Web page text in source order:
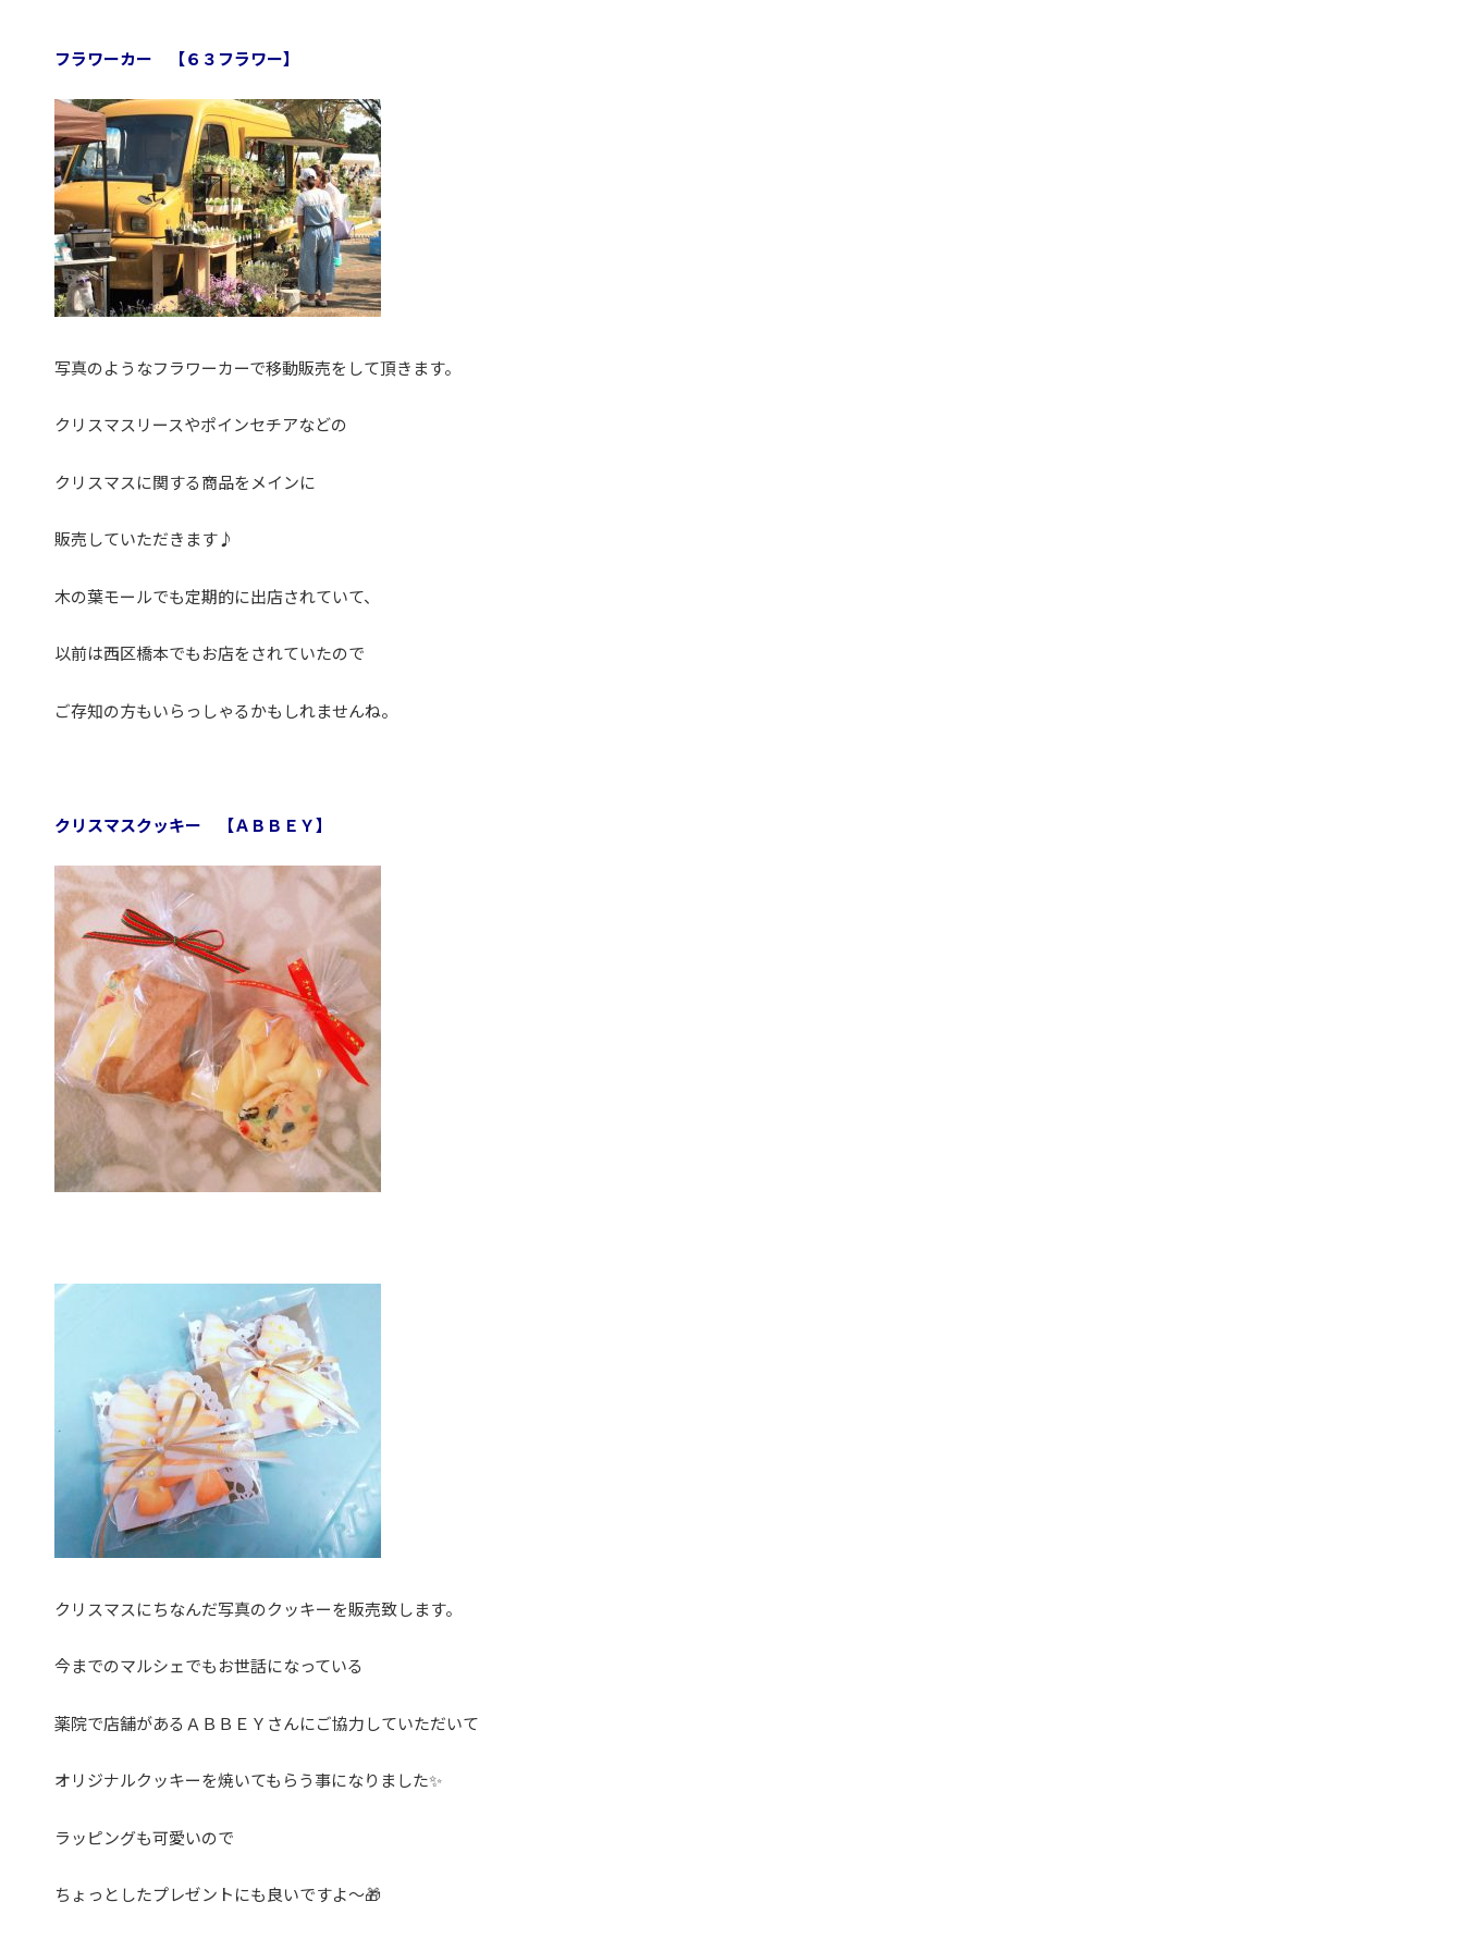
フラワーカー 【６３フラワー】
写真のようなフラワーカーで移動販売をして頂きます。
クリスマスリースやポインセチアなどの
クリスマスに関する商品をメインに
販売していただきます♪
木の葉モールでも定期的に出店されていて、
以前は西区橋本でもお店をされていたので
ご存知の方もいらっしゃるかもしれませんね。
クリスマスクッキー 【ＡＢＢＥＹ】
クリスマスにちなんだ写真のクッキーを販売致します。
今までのマルシェでもお世話になっている
薬院で店舗があるＡＢＢＥＹさんにご協力していただいて
オリジナルクッキーを焼いてもらう事になりました✨
ラッピングも可愛いので
ちょっとしたプレゼントにも良いですよ～🎁